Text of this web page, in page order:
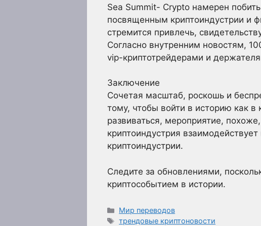
Sea Summit- Crypto намерен
посвященным криптоиндустрии и
стремится привлечь,
Согласно внутренним новостям,
vip-криптотрейдерами и
Заключение
Сочетая масштаб, роскошь и
тому, чтобы войти в историю как
развиваться, мероприятие,
криптоиндустрия
криптоиндустрии.
Следите за обновлениями,
криптособытием в истории.
Рубрики
Мир переводов
Метки
трендовые криптоновости